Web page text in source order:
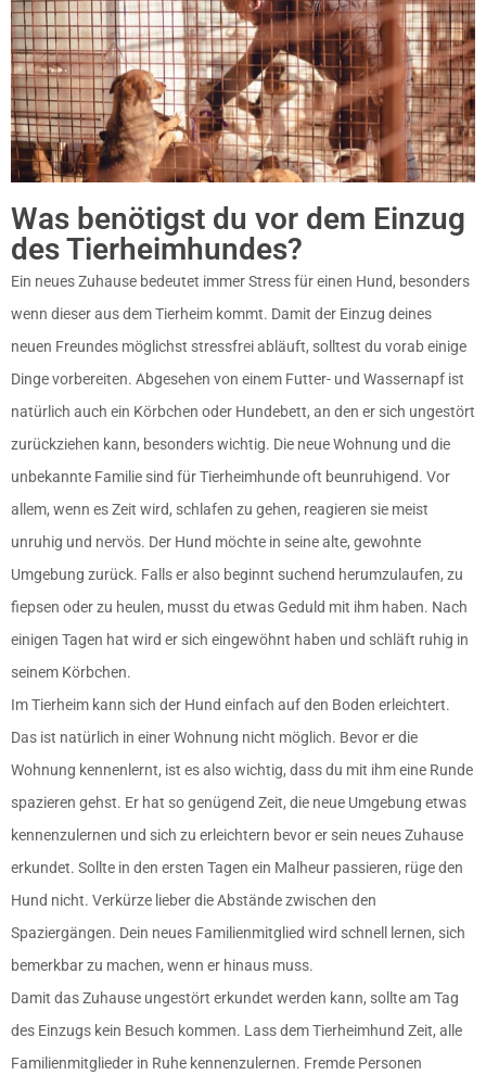
Was benötigst du vor dem Einzug
des Tierheimhundes?
Ein neues Zuhause bedeutet immer Stress für einen Hund, besonders
wenn dieser aus dem Tierheim kommt. Damit der Einzug deines
neuen Freundes möglichst stressfrei abläuft, solltest du vorab einige
Dinge vorbereiten. Abgesehen von einem Futter- und Wassernapf ist
natürlich auch ein Körbchen oder Hundebett, an den er sich ungestört
zurückziehen kann, besonders wichtig. Die neue Wohnung und die
unbekannte Familie sind für Tierheimhunde oft beunruhigend. Vor
allem, wenn es Zeit wird, schlafen zu gehen, reagieren sie meist
unruhig und nervös. Der Hund möchte in seine alte, gewohnte
Umgebung zurück. Falls er also beginnt suchend herumzulaufen, zu
fiepsen oder zu heulen, musst du etwas Geduld mit ihm haben. Nach
einigen Tagen hat wird er sich eingewöhnt haben und schläft ruhig in
seinem Körbchen.
Im Tierheim kann sich der Hund einfach auf den Boden erleichtert.
Das ist natürlich in einer Wohnung nicht möglich. Bevor er die
Wohnung kennenlernt, ist es also wichtig, dass du mit ihm eine Runde
spazieren gehst. Er hat so genügend Zeit, die neue Umgebung etwas
kennenzulernen und sich zu erleichtern bevor er sein neues Zuhause
erkundet. Sollte in den ersten Tagen ein Malheur passieren, rüge den
Hund nicht. Verkürze lieber die Abstände zwischen den
Spaziergängen. Dein neues Familienmitglied wird schnell lernen, sich
bemerkbar zu machen, wenn er hinaus muss.
Damit das Zuhause ungestört erkundet werden kann, sollte am Tag
des Einzugs kein Besuch kommen. Lass dem Tierheimhund Zeit, alle
Familienmitglieder in Ruhe kennenzulernen. Fremde Personen